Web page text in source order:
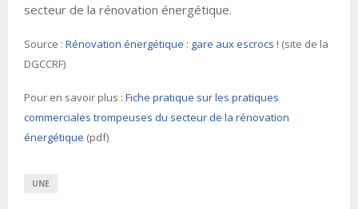
secteur de la rénovation énergétique.
Source : Rénovation énergétique : gare aux escrocs ! (site de la
DGCCRF)
Pour en savoir plus : Fiche pratique sur les pratiques
commerciales trompeuses du secteur de la rénovation
énergétique (pdf)
UNE